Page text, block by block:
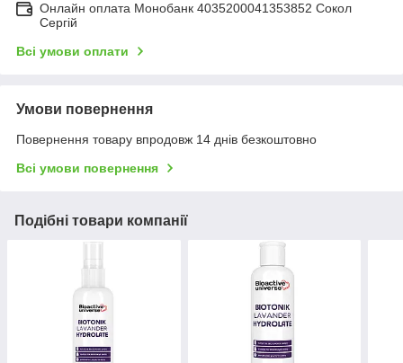
Онлайн оплата Монобанк 4035200041353852 Сокол
Сергій
Всі умови оплати
Умови повернення
Повернення товару впродовж 14 днів безкоштовно
Всі умови повернення
Подібні товари компанії